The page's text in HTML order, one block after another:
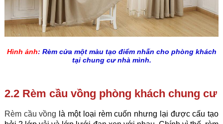
Hình ảnh: Rèm cửa một màu tạo điểm nhấn cho phòng khách
tại chung cư nhà mình.
2.2 Rèm cầu vồng phòng khách chung cư
Rèm cầu vồng là một loại rèm cuốn nhưng lại được cấu tạo